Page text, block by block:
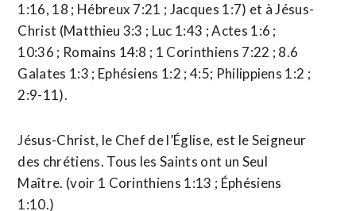
1:16, 18 ; Hébreux 7:21 ; Jacques 1:7) et à Jésus-
Christ (Matthieu 3:3 ; Luc 1:43 ; Actes 1:6 ;
10:36 ; Romains 14:8 ; 1 Corinthiens 7:22 ; 8.6
Galates 1:3 ; Ephésiens 1:2 ; 4:5; Philippiens 1:2 ;
2:9-11).
Jésus-Christ, le Chef de l’Église, est le Seigneur
des chrétiens. Tous les Saints ont un Seul
Maître. (voir 1 Corinthiens 1:13 ; Éphésiens
1:10.)